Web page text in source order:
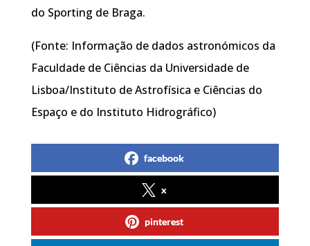
do Sporting de Braga.
(Fonte: Informação de dados astronómicos da
Faculdade de Ciências da Universidade de
Lisboa/Instituto de Astrofísica e Ciências do
Espaço e do Instituto Hidrográfico)
facebook
x
pinterest